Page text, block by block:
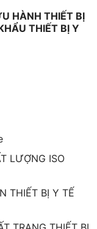
HÀNH THIẾT BỊ
THIẾT BỊ Y
LƯỢNG ISO
THIẾT BỊ Y TẾ